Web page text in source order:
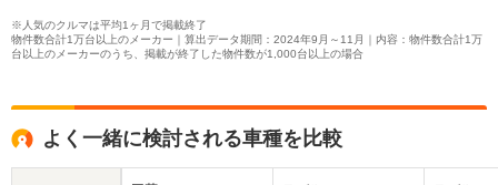
※人気のクルマは平均1ヶ月で掲載終了
物件数合計1万台以上のメーカー｜算出データ期間：2024年9月～11月｜内容：物件数合計1万
台以上のメーカーのうち、掲載が終了した物件数が1,000台以上の場合
よく一緒に検討される車種を比較